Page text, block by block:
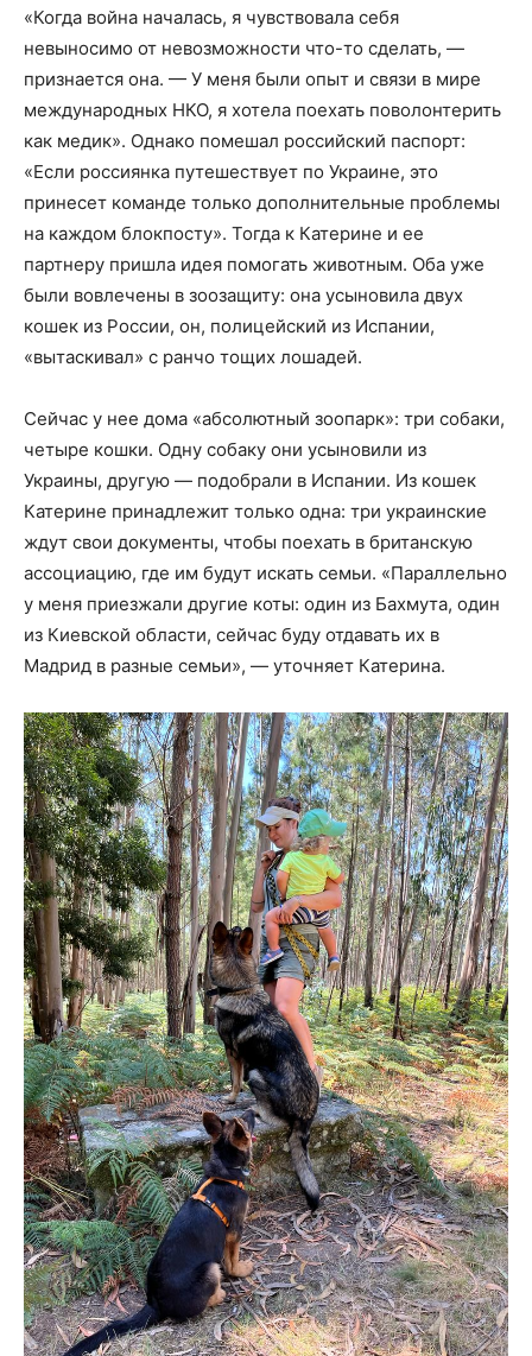
«Когда война началась, я чувствовала себя
невыносимо от невозможности что-то сделать, —
признается она. — У меня были опыт и связи в мире
международных НКО, я хотела поехать поволонтерить
как медик». Однако помешал российский паспорт:
«Если россиянка путешествует по Украине, это
принесет команде только дополнительные проблемы
на каждом блокпосту». Тогда к Катерине и ее
партнеру пришла идея помогать животным. Оба уже
были вовлечены в зоозащиту: она усыновила двух
кошек из России, он, полицейский из Испании,
«вытаскивал» с ранчо тощих лошадей.
Сейчас у нее дома «абсолютный зоопарк»: три собаки,
четыре кошки. Одну собаку они усыновили из
Украины, другую — подобрали в Испании. Из кошек
Катерине принадлежит только одна: три украинские
ждут свои документы, чтобы поехать в британскую
ассоциацию, где им будут искать семьи. «Параллельно
у меня приезжали другие коты: один из Бахмута, один
из Киевской области, сейчас буду отдавать их в
Мадрид в разные семьи», — уточняет Катерина.